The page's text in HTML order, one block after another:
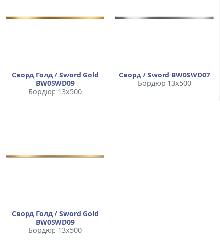
Сворд Голд / Sword Gold
BW0SWD09
Бордюр 13x500
Сворд / Sword BW0SWD07
Бордюр 13x500
Сворд Голд / Sword Gold
BW0SWD09
Бордюр 13x500